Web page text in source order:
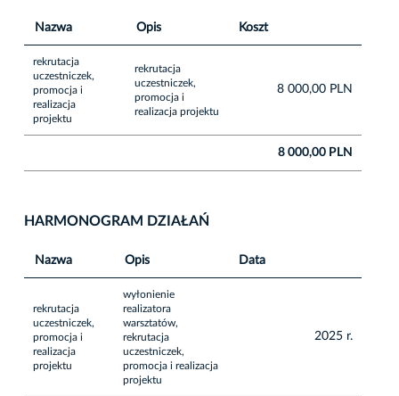
Nazwa Opis Koszt
rekrutacja
uczestniczek,
promocja i
realizacja
projektu
rekrutacja
uczestniczek,
promocja i
realizacja projektu
8 000,00 PLN
8 000,00 PLN
HARMONOGRAM DZIAŁAŃ
Nazwa Opis Data
rekrutacja
uczestniczek,
promocja i
realizacja
projektu
wyłonienie
realizatora
warsztatów,
rekrutacja
uczestniczek,
promocja i realizacja
projektu
2025 r.